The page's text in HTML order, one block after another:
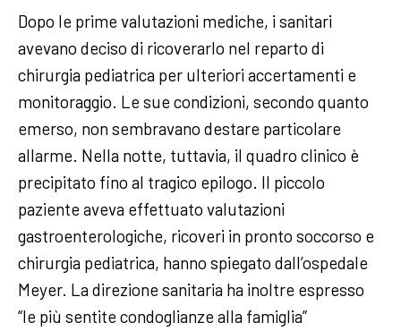
Dopo le prime valutazioni mediche, i sanitari
avevano deciso di ricoverarlo nel reparto di
chirurgia pediatrica per ulteriori accertamenti e
monitoraggio. Le sue condizioni, secondo quanto
emerso, non sembravano destare particolare
allarme. Nella notte, tuttavia, il quadro clinico è
precipitato fino al tragico epilogo. Il piccolo
paziente aveva effettuato valutazioni
gastroenterologiche, ricoveri in pronto soccorso e
chirurgia pediatrica, hanno spiegato dall’ospedale
Meyer. La direzione sanitaria ha inoltre espresso
“le più sentite condoglianze alla famiglia”